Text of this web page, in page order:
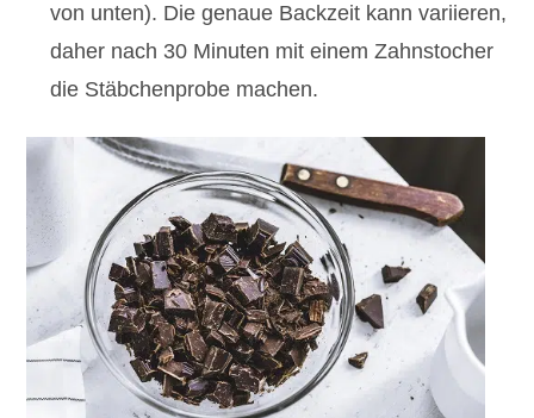
von unten). Die genaue Backzeit kann variieren,
daher nach 30 Minuten mit einem Zahnstocher
die Stäbchenprobe machen.